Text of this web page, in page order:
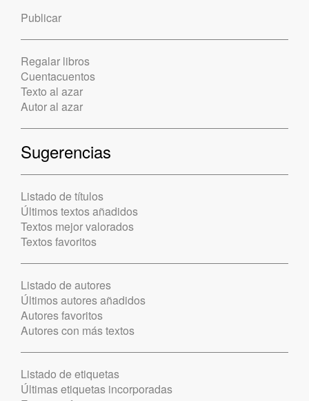
Publicar
Regalar libros
Cuentacuentos
Texto al azar
Autor al azar
Sugerencias
Listado de títulos
Últimos textos añadidos
Textos mejor valorados
Textos favoritos
Listado de autores
Últimos autores añadidos
Autores favoritos
Autores con más textos
Listado de etiquetas
Últimas etiquetas incorporadas